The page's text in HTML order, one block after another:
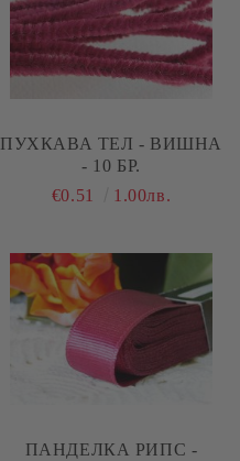
ПУХКАВА ТЕЛ - ВИШНА
- 10 БР.
€0.51
1.00лв.
ПАНДЕЛКА РИПС -